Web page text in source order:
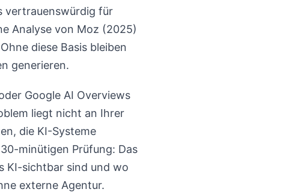
vertrauenswürdig für
Analyse von Moz (2025)
diese Basis bleiben
generieren.
Google AI Overviews
liegt nicht an Ihrer
die KI-Systeme
minütigen Prüfung: Das
KI-sichtbar sind und wo
externe Agentur.